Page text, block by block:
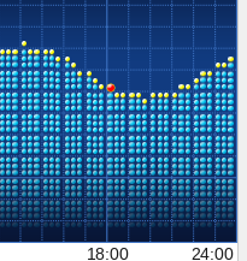
18:00 24:00